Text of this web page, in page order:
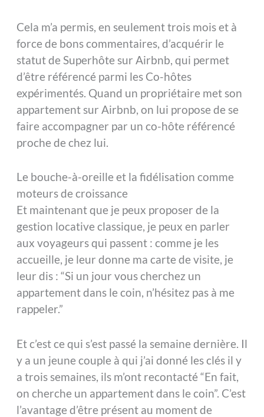
Cela m’a permis, en seulement trois mois et à
force de bons commentaires, d’acquérir le
statut de Superhôte sur Airbnb, qui permet
d’être référencé parmi les Co-hôtes
expérimentés. Quand un propriétaire met son
appartement sur Airbnb, on lui propose de se
faire accompagner par un co-hôte référencé
proche de chez lui.
Le bouche-à-oreille et la fidélisation comme
moteurs de croissance
Et maintenant que je peux proposer de la
gestion locative classique, je peux en parler
aux voyageurs qui passent : comme je les
accueille, je leur donne ma carte de visite, je
leur dis : “Si un jour vous cherchez un
appartement dans le coin, n’hésitez pas à me
rappeler.”
Et c’est ce qui s’est passé la semaine dernière. Il
y a un jeune couple à qui j’ai donné les clés il y
a trois semaines, ils m’ont recontacté “En fait,
on cherche un appartement dans le coin”. C’est
l’avantage d’être présent au moment de